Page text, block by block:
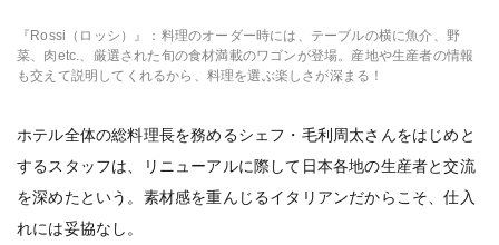
『Rossi（ロッシ）』：料理のオーダー時には、テーブルの横に魚介、野
菜、肉etc.、厳選された旬の食材満載のワゴンが登場。産地や生産者の情報
も交えて説明してくれるから、料理を選ぶ楽しさが深まる！
ホテル全体の総料理長を務めるシェフ・毛利周太さんをはじめと
するスタッフは、リニューアルに際して日本各地の生産者と交流
を深めたという。素材感を重んじるイタリアンだからこそ、仕入
れには妥協なし。